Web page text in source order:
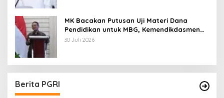
MK Bacakan Putusan Uji Materi Dana
Pendidikan untuk MBG, Kemendikdasmen
Tunggu Implikasi Putusan
30 Juli 2026
Berita PGRI